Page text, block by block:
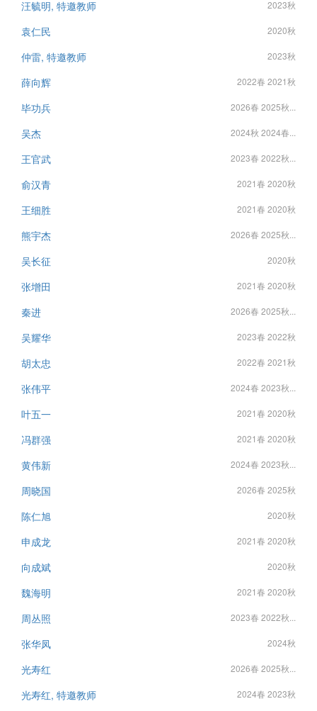
汪毓明, 特邀教师 2023秋
袁仁民 2020秋
仲雷, 特邀教师 2023秋
薛向辉 2022春 2021秋
毕功兵 2026春 2025秋...
吴杰 2024秋 2024春...
王官武 2023春 2022秋...
俞汉青 2021春 2020秋
王细胜 2021春 2020秋
熊宇杰 2026春 2025秋...
吴长征 2020秋
张增田 2021春 2020秋
秦进 2026春 2025秋...
吴耀华 2023春 2022秋
胡太忠 2022春 2021秋
张伟平 2024春 2023秋...
叶五一 2021春 2020秋
冯群强 2021春 2020秋
黄伟新 2024春 2023秋...
周晓国 2026春 2025秋
陈仁旭 2020秋
申成龙 2021春 2020秋
向成斌 2020秋
魏海明 2021春 2020秋
周丛照 2023春 2022秋...
张华凤 2024秋
光寿红 2026春 2025秋...
光寿红, 特邀教师 2024春 2023秋